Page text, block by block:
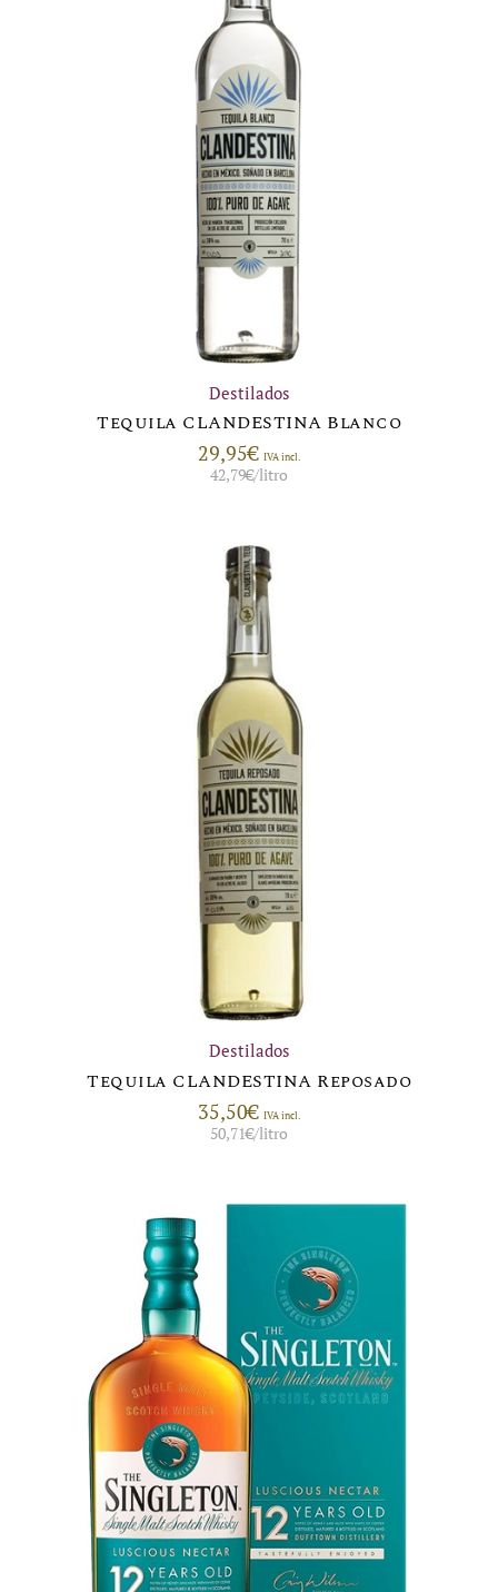
Destilados
Tequila CLANDESTINA Blanco
29,95€ IVA incl.
42,79€/litro
Destilados
Tequila CLANDESTINA Reposado
35,50€ IVA incl.
50,71€/litro